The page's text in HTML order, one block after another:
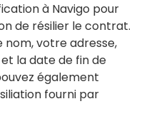
à Navigo pour
de résilier le contrat.
votre adresse,
la date de fin de
également
fourni par